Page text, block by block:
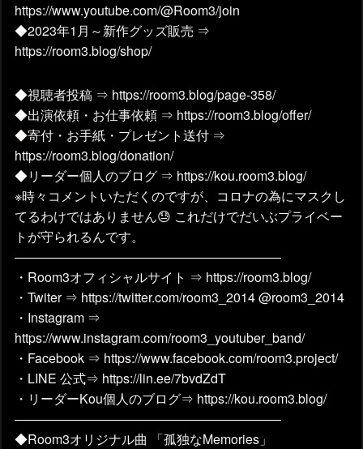
https://www.youtube.com/@Room3/join
◆2023年1月～新作グッズ販売 ⇒
https://room3.blog/shop/
◆視聴者投稿 ⇒ https://room3.blog/page-358/
◆出演依頼・お仕事依頼 ⇒ https://room3.blog/offer/
◆寄付・お手紙・プレゼント送付 ⇒
https://room3.blog/donation/
◆リーダー個人のブログ ⇒ https://kou.room3.blog/
※時々コメントいただくのですが、コロナの為にマスクし
てるわけではありません😓 これだけでだいぶプライベー
トが守られるんです。
————————————————————–
・Room3オフィシャルサイト ⇒ https://room3.blog/
・Twiter ⇒ https://twitter.com/room3_2014 @room3_2014
・Instagram ⇒
https://www.instagram.com/room3_youtuber_band/
・Facebook ⇒ https://www.facebook.com/room3.project/
・LINE 公式⇒ https://lin.ee/7bvdZdT
・リーダーKou個人のブログ⇒ https://kou.room3.blog/
————————————————————–
◆Room3オリジナル曲 「孤独なMemories」